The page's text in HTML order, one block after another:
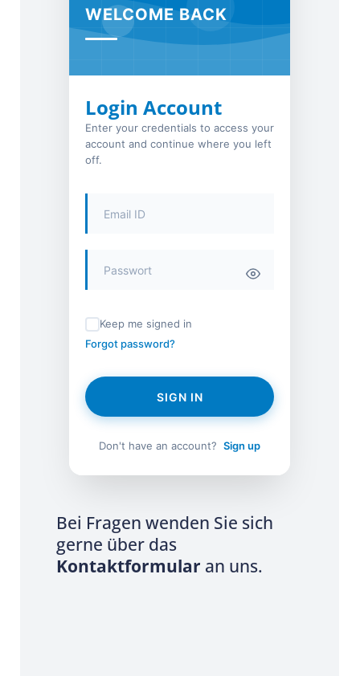
WELCOME BACK
Login Account
Enter your credentials to access your
account and continue where you left
off.
Keep me signed in
Forgot password?
SIGN IN
Don't have an account? Sign up
Bei Fragen wenden Sie sich
gerne über das
Kontaktformular an uns.